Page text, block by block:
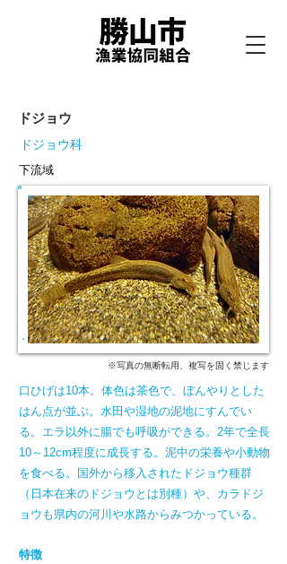
ドジョウ
ドジョウ科
下流域
※写真の無断転用、複写を固く禁じます
口ひげは10本。体色は茶色で、ぼんやりとした
はん点が並ぶ。水田や湿地の泥地にすんでい
る。エラ以外に腸でも呼吸ができる。2年で全長
10～12cm程度に成長する。泥中の栄養や小動物
を食べる。国外から移入されたドジョウ種群
（日本在来のドジョウとは別種）や、カラドジ
ョウも県内の河川や水路からみつかっている。
特徴